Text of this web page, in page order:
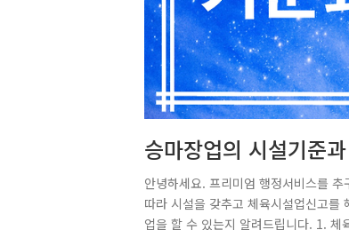
승마장업의 시설기준
안녕하세요. 프리미엄 행정서비스를
따라 시설을 갖추고 체육시설업신고를
업을 할 수 있는지 알려드립니다. 1. 체